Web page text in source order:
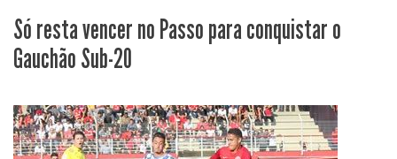
Só resta vencer no Passo para conquistar o
Gauchão Sub-20